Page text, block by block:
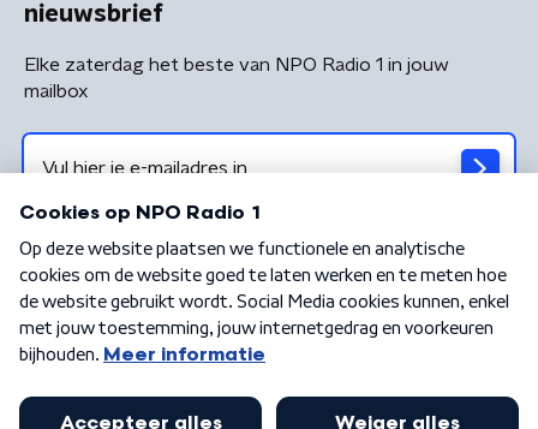
nieuwsbrief
Elke zaterdag het beste van NPO Radio 1 in jouw
mailbox
Algemene voorwaarden